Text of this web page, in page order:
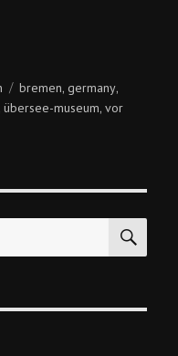
Bremen”
Tags
bremen,germany,
,übersee-museum,vor